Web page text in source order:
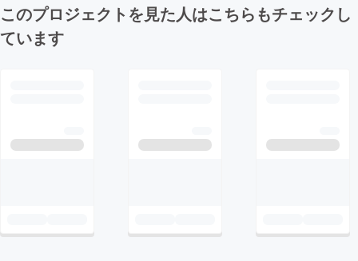
このプロジェクトを見た人はこちらもチェックし
ています